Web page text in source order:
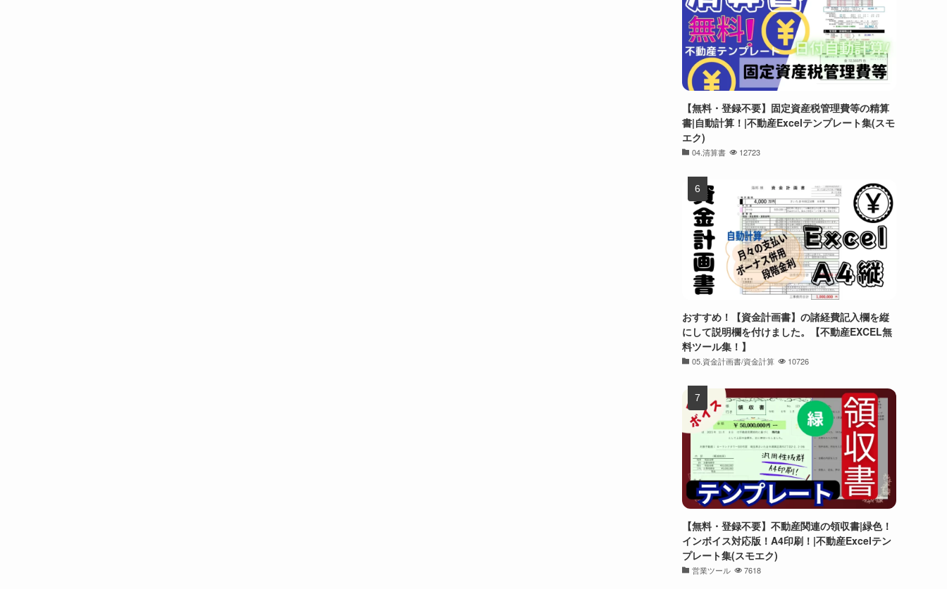
【無料・登録不要】固定資産税管理費等の精算
書|自動計算！|不動産Excelテンプレート集(スモ
エク)
04.清算書 12723
おすすめ！【資金計画書】の諸経費記入欄を縦
にして説明欄を付けました。【不動産EXCEL無
料ツール集！】
05.資金計画書/資金計算 10726
【無料・登録不要】不動産関連の領収書|緑色！
インボイス対応版！A4印刷！|不動産Excelテン
プレート集(スモエク)
営業ツール 7618